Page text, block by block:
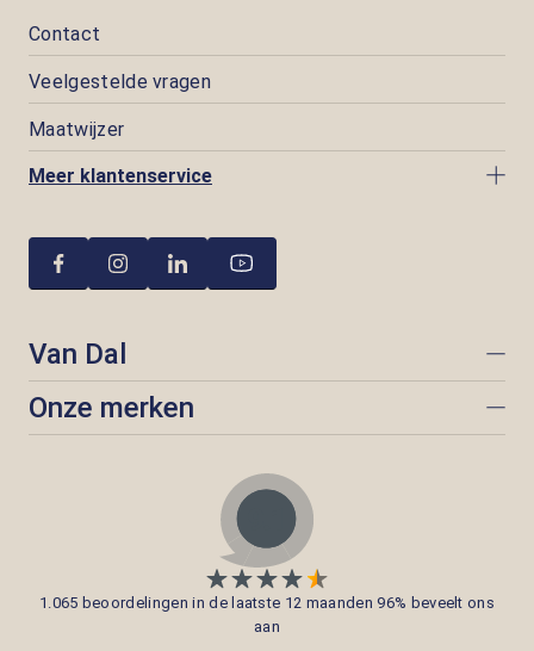
Contact
Veelgestelde vragen
Maatwijzer
Meer klantenservice
Van Dal
Onze merken
1.065 beoordelingen in de laatste 12 maanden 96% beveelt ons
aan